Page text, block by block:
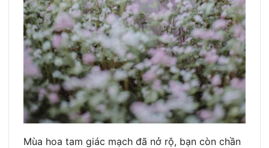
Mùa hoa tam giác mạch đã nở rộ, bạn còn chần